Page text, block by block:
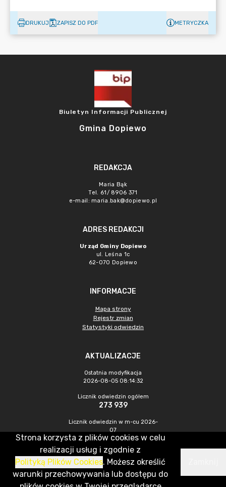
DRUKUJ ZAPISZ DO PDF METRYCZKA
Biuletyn Informacji Publicznej
Gmina Dopiewo
REDAKCJA
Maria Bąk
Tel. 61/ 8906 371
e-mail: maria.bak@dopiewo.pl
ADRES REDAKCJI
Urząd Gminy Dopiewo
ul. Leśna 1c
62-070 Dopiewo
INFORMACJE
Mapa strony
Rejestr zmian
Statystyki odwiedzin
AKTUALIZACJE
Ostatnia modyfikacja
2026-08-05 08:14:32
Licznik odwiedzin ogółem
273 939
Licznik odwiedzin w m-cu 2026-
07
728
CMS & Hosting: Nefeni Sp. z o.o.
Strona korzysta z plików cookies w celu
realizacji usług i zgodnie z
Polityką Plików Cookies. Możesz określić
warunki przechowywania lub dostępu do